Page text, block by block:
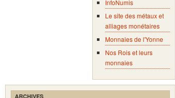
InfoNumis
Le site des métaux et
alliages monétaires
Monnaies de l'Yonne
Nos Rois et leurs
monnaies
ARCHIVES